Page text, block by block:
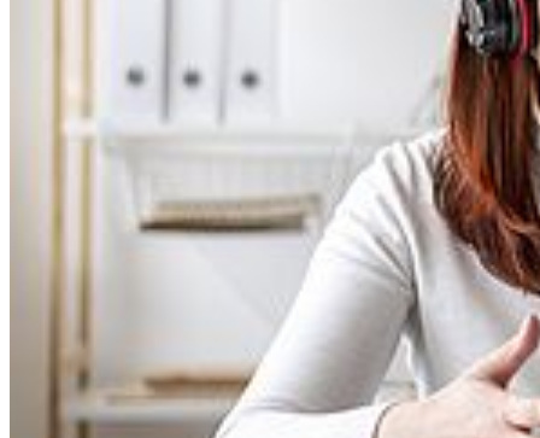
des Programms kommen alle Mentees und
Mentor:innen zu einem gemeinsamen Fest in Rostock zusammen.